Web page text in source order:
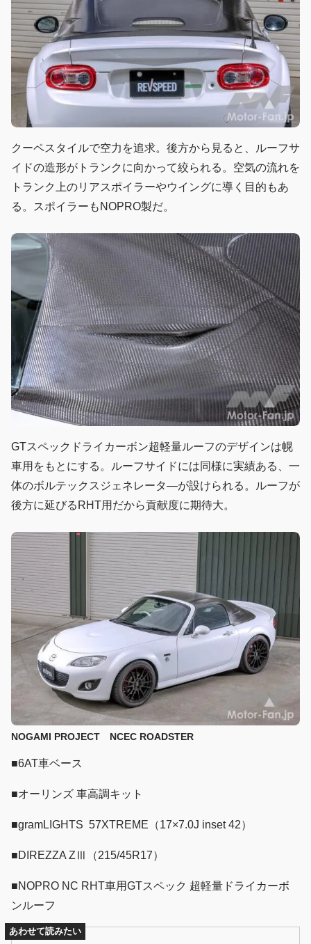
クーペスタイルで空力を追求。後方から見ると、ルーフサ
イドの造形がトランクに向かって絞られる。空気の流れを
トランク上のリアスポイラーやウイングに導く目的もあ
る。スポイラーもNOPRO製だ。
GTスペックドライカーボン超軽量ルーフのデザインは幌
車用をもとにする。ルーフサイドには同様に実績ある、一
体のボルテックスジェネレータ―が設けられる。ルーフが
後方に延びるRHT用だから貢献度に期待大。
NOGAMI PROJECT NCEC ROADSTER
■6AT車ベース
■オーリンズ 車高調キット
■gramLIGHTS 57XTREME（17×7.0J inset 42）
■DIREZZA ZⅢ（215/45R17）
■NOPRO NC RHT車用GTスペック 超軽量ドライカーボ
ンルーフ
あわせて読みたい